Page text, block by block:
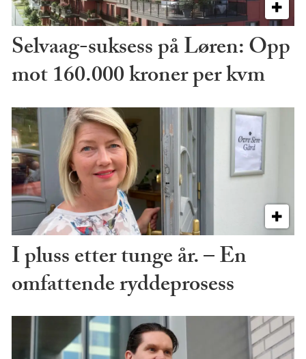
Selvaag-suksess på Løren: Opp
mot 160.000 kroner per kvm
I pluss etter tunge år. – En
omfattende ryddeprosess